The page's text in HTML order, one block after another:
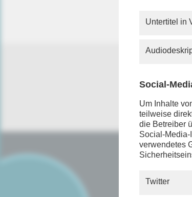
Untertitel in
Social-
Um Inhalte
teilweise
die Betreiber
Social-
verwendetes
Twitter